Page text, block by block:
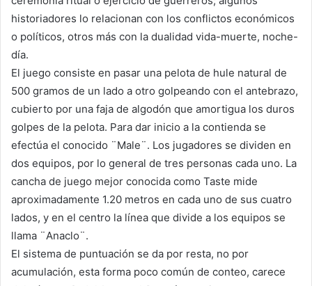
historiadores lo relacionan con los conflictos económicos
o políticos, otros más con la dualidad vida-muerte, noche-
día.
El juego consiste en pasar una pelota de hule natural de
500 gramos de un lado a otro golpeando con el antebrazo,
cubierto por una faja de algodón que amortigua los duros
golpes de la pelota. Para dar inicio a la contienda se
efectúa el conocido ¨Male¨. Los jugadores se dividen en
dos equipos, por lo general de tres personas cada uno. La
cancha de juego mejor conocida como Taste mide
aproximadamente 1.20 metros en cada uno de sus cuatro
lados, y en el centro la línea que divide a los equipos se
llama ¨Anaclo¨.
El sistema de puntuación se da por resta, no por
acumulación, esta forma poco común de conteo, carece